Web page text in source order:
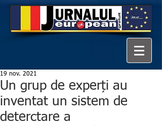
Un grup de experți au
inventat un sistem de
deterctare a
19 nov. 2021